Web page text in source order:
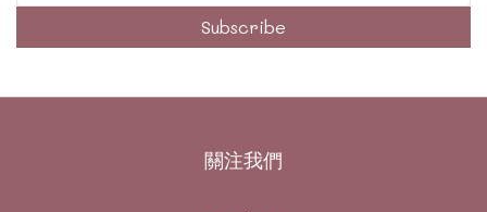
Subscribe
關注我們